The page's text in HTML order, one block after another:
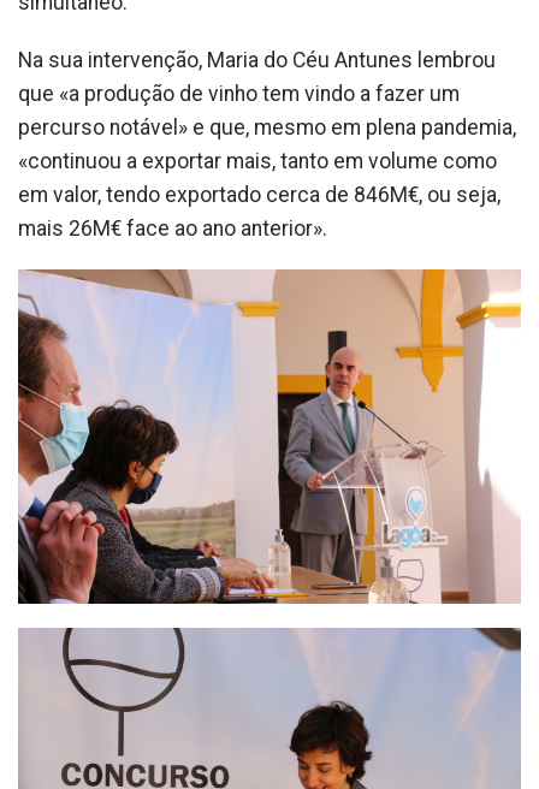
Na sua intervenção, Maria do Céu Antunes lembrou
que «a produção de vinho tem vindo a fazer um
percurso notável» e que, mesmo em plena pandemia,
«continuou a exportar mais, tanto em volume como
em valor, tendo exportado cerca de 846M€, ou seja,
mais 26M€ face ao ano anterior».